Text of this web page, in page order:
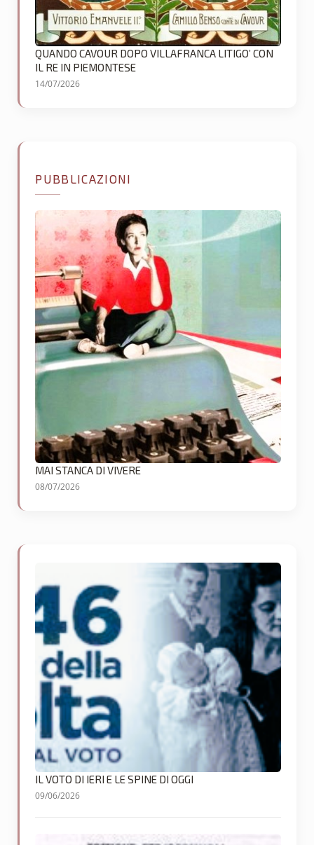
QUANDO CAVOUR DOPO VILLAFRANCA LITIGO’ CON
IL RE IN PIEMONTESE
14/07/2026
PUBBLICAZIONI
MAI STANCA DI VIVERE
08/07/2026
IL VOTO DI IERI E LE SPINE DI OGGI
09/06/2026